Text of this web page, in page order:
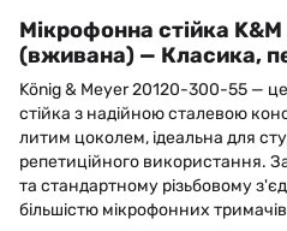
Мікрофонна стійка
(вживана) — Класика,
König & Meyer 20120-300-55 —
стійка з надійною сталевою
литим цоколем, ідеальна для
репетиційного використання.
та стандартному різьбовому
більшістю мікрофонних